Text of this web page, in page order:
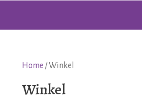
Home / Winkel
Winkel